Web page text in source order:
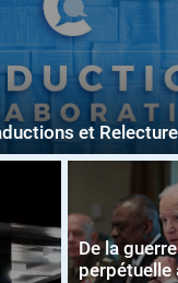
et
De la guerre
perpétuelle